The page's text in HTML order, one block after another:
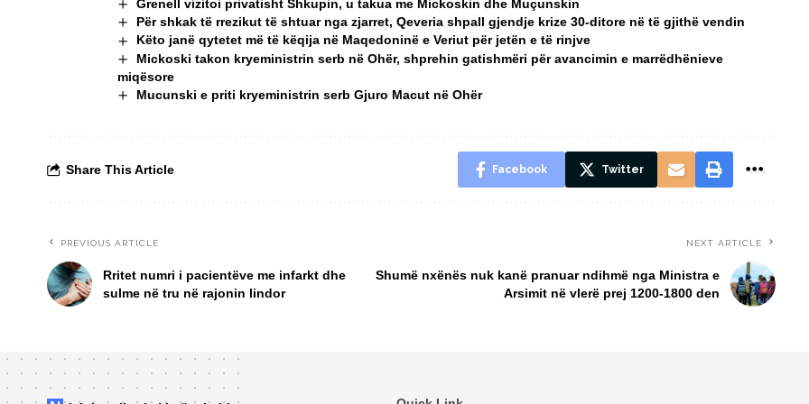
Grenell vizitoi privatisht Shkupin, u takua me Mickoskin dhe Muçunskin
Për shkak të rrezikut të shtuar nga zjarret, Qeveria shpall gjendje krize 30-ditore në të gjithë vendin
Këto janë qytetet më të këqija në Maqedoninë e Veriut për jetën e të rinjve
Mickoski takon kryeministrin serb në Ohër, shprehin gatishmëri për avancimin e marrëdhënieve
miqësore
Mucunski e priti kryeministrin serb Gjuro Macut në Ohër
Share This Article Facebook Twitter
PREVIOUS ARTICLE
Rritet numri i pacientëve me infarkt dhe
sulme në tru në rajonin lindor
NEXT ARTICLE
Shumë nxënës nuk kanë pranuar ndihmë nga Ministra e
Arsimit në vlerë prej 1200-1800 den